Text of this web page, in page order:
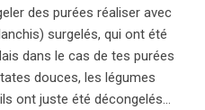
des purées réaliser avec
surgelés, qui ont été
dans le cas de tes purées
douces, les légumes
ont juste été décongelés…